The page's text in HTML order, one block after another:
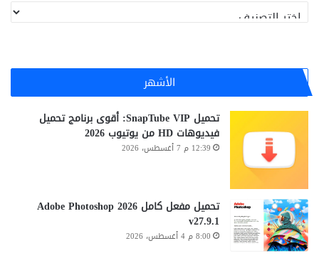
تصنيفات
الأشهر
تحميل SnapTube VIP: أقوى برنامج تحميل
فيديوهات HD من يوتيوب 2026
12:39 م 7 أغسطس، 2026
تحميل مفعل كامل Adobe Photoshop 2026
v27.9.1
8:00 م 4 أغسطس، 2026